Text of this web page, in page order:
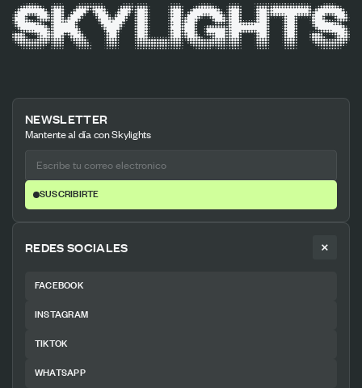
REDES SOCIALES
FACEBOOK
INSTAGRAM
TIKTOK
WHATSAPP
NEWSLETTER
Mantente al día con Skylights
SUSCRIBIRTE